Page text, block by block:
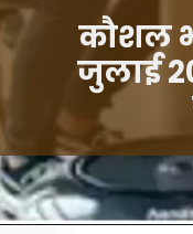
कौशल
जुलाई